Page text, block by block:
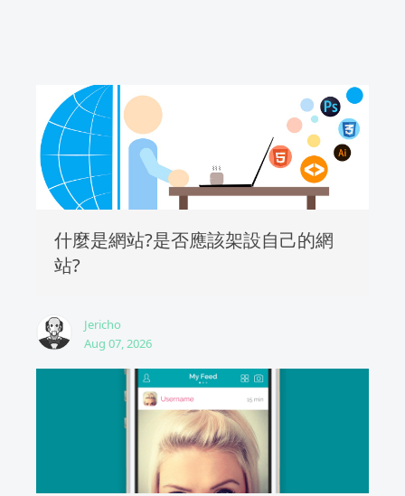
什麼是網站?是否應該架設自己的網
站?
Jericho
Aug 07, 2026